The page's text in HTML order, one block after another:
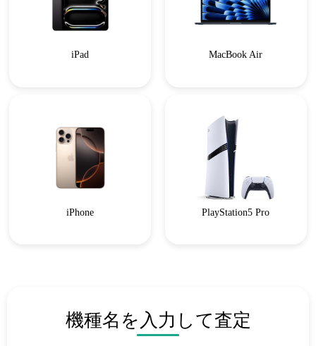
iPad MacBook Air
iPhone PlayStation5 Pro
機種名を入力して査定